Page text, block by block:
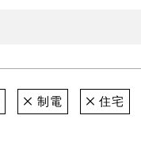
制電 住宅